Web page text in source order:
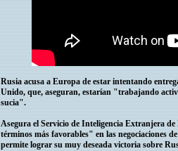
Rusia acusa a Europa de estar intentando
Unido, que, aseguran, estarían "trabajando
sucia".
Asegura el Servicio de Inteligencia Extranjera
términos más favorables" en las negociaciones
permite lograr su muy deseada victoria sobre